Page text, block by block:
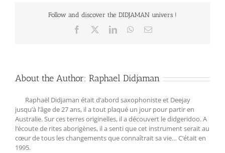
Follow and discover the DIDJAMAN univers !
Facebook LinkedInWhatsApp
Email
About the Author: Raphael Didjaman
Raphaël Didjaman était d’abord saxophoniste et Deejay
jusqu’à l’âge de 27 ans, il a tout plaqué un jour pour partir en
Australie. Sur ces terres originelles, il a découvert le didgeridoo. A
l‘écoute de rites aborigènes, il a senti que cet instrument serait au
cœur de tous les changements que connaîtrait sa vie… C‘était en
1995.